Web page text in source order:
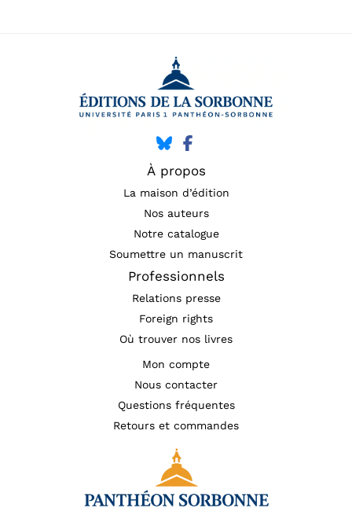
À propos
La maison d’édition
Nos auteurs
Notre catalogue
Soumettre un manuscrit
Professionnels
Relations presse
Foreign rights
Où trouver nos livres
Mon compte
Nous contacter
Questions fréquentes
Retours et commandes